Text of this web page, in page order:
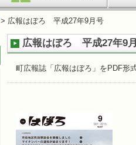
> 広報はぼろ 平成27年9月号
広報はぼろ 平成27年9
町広報誌「広報はぼろ」をPDF形